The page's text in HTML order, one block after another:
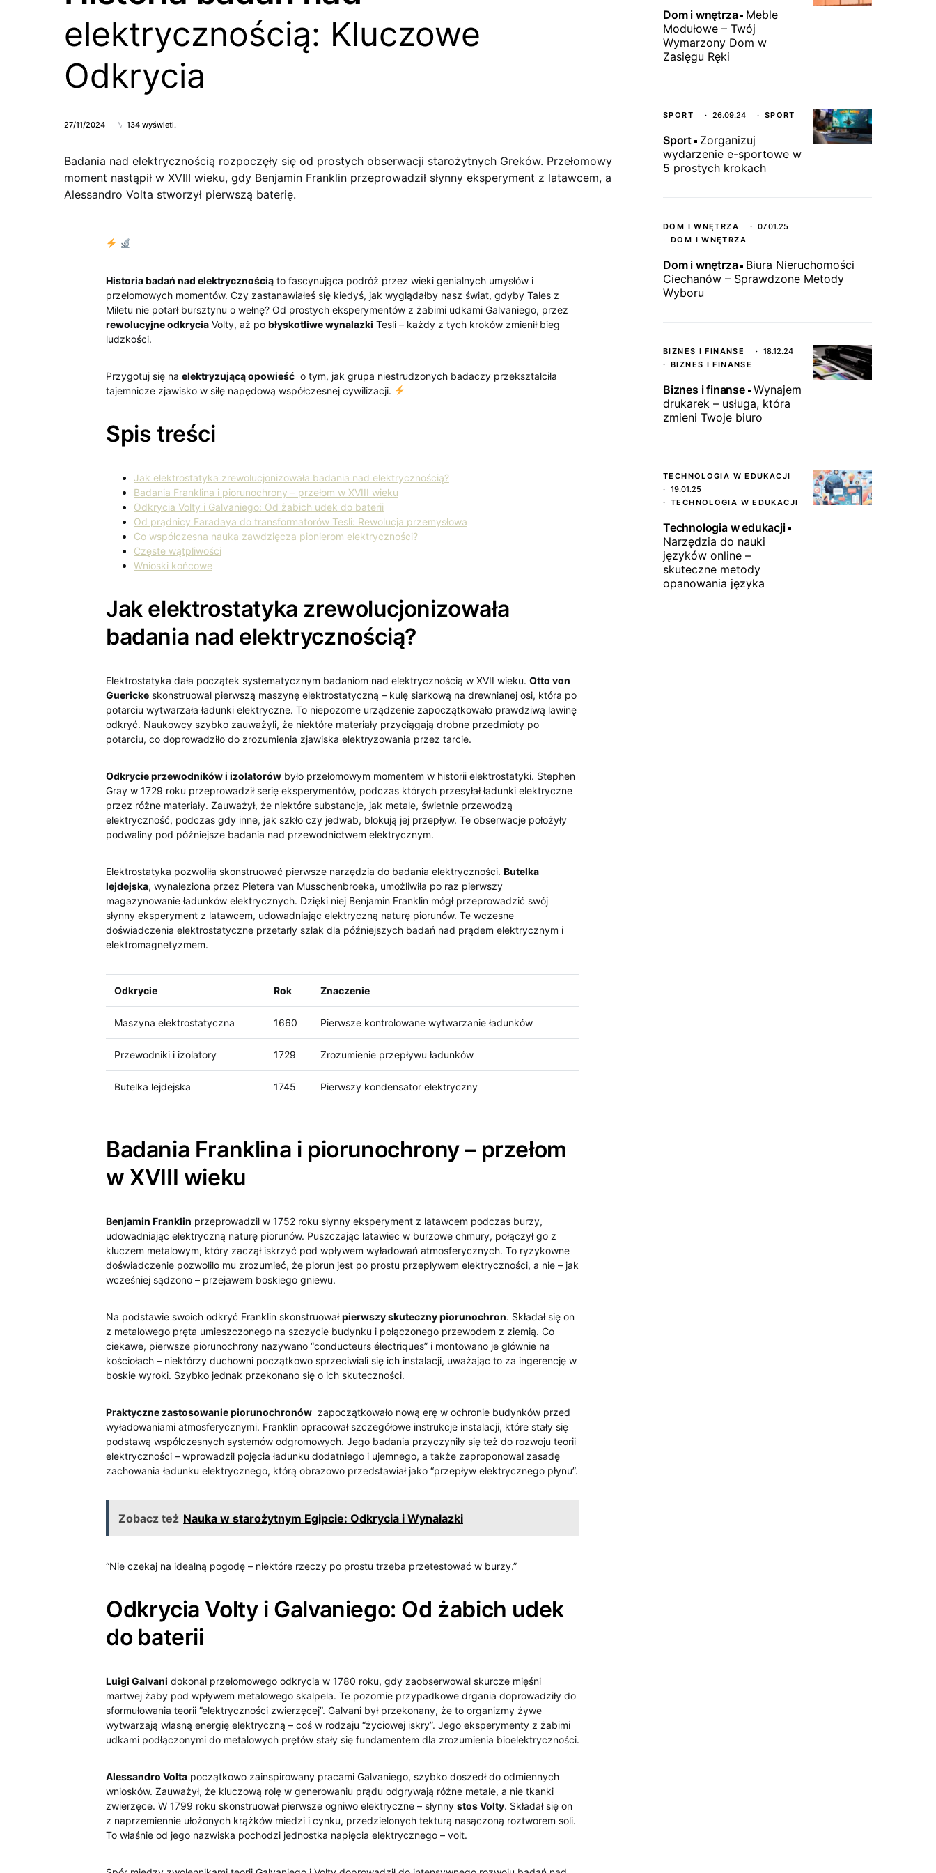
elektrycznością: Kluczowe
Odkrycia
27/11/2024 134 wyświetl.
Badania nad elektrycznością rozpoczęły się od prostych obserwacji starożytnych Greków. Przełomowy
moment nastąpił w XVIII wieku, gdy Benjamin Franklin przeprowadził słynny eksperyment z latawcem, a
Alessandro Volta stworzył pierwszą baterię.
Historia badań nad elektrycznością to fascynująca podróż przez wieki ⁤genialnych umysłów i
przełomowych momentów. Czy zastanawiałeś się‌ kiedyś, ​jak wyglądałby nasz świat, gdyby Tales z
Miletu‍ nie potarł‍ bursztynu o wełnę? Od prostych ‍eksperymentów z żabimi udkami Galvaniego, przez
rewolucyjne odkrycia Volty, aż po błyskotliwe wynalazki Tesli – każdy z tych kroków zmienił bieg
⁤ludzkości.
Przygotuj się na elektryzującą opowieść ​ o tym, jak⁤ grupa niestrudzonych badaczy przekształciła
tajemnicze zjawisko w siłę ‌napędową ‍współczesnej cywilizacji.
Spis treści
Jak elektrostatyka zrewolucjonizowała badania nad elektrycznością?
Badania Franklina i piorunochrony – przełom w XVIII wieku
Odkrycia⁤ Volty i Galvaniego: Od ​żabich udek do baterii
Od prądnicy Faradaya do transformatorów Tesli: Rewolucja ​przemysłowa
Co ⁤współczesna nauka zawdzięcza pionierom elektryczności?
Częste wątpliwości
Wnioski końcowe
Jak elektrostatyka ​zrewolucjonizowała
badania nad elektrycznością?
Elektrostatyka dała ⁢początek systematycznym badaniom nad ​elektrycznością w XVII wieku. Otto von
Guericke skonstruował pierwszą maszynę elektrostatyczną – kulę siarkową na drewnianej osi, która po
potarciu wytwarzała⁣ ładunki elektryczne. To niepozorne urządzenie zapoczątkowało prawdziwą lawinę
odkryć. Naukowcy szybko zauważyli, że⁣ niektóre ⁢materiały przyciągają drobne przedmioty po
potarciu, co doprowadziło do zrozumienia ‌zjawiska elektryzowania przez tarcie.
Odkrycie przewodników i izolatorów było przełomowym momentem w historii ⁢elektrostatyki. Stephen
Gray w 1729 roku przeprowadził serię eksperymentów, podczas których przesyłał ładunki elektryczne
przez różne materiały. Zauważył, że niektóre substancje, jak metale, świetnie⁢ przewodzą
elektryczność, podczas gdy inne, jak szkło czy jedwab, blokują ⁣jej przepływ. Te obserwacje położyły
podwaliny pod późniejsze badania nad przewodnictwem elektrycznym.
Elektrostatyka pozwoliła skonstruować pierwsze ‍narzędzia do badania elektryczności. Butelka
lejdejska, wynaleziona przez Pietera ⁣van Musschenbroeka, umożliwiła po raz pierwszy
magazynowanie ładunków elektrycznych. Dzięki niej Benjamin Franklin mógł przeprowadzić swój
słynny eksperyment z latawcem, udowadniając ⁢elektryczną ⁣naturę piorunów. Te wczesne
doświadczenia elektrostatyczne przetarły szlak dla późniejszych badań nad prądem elektrycznym i
elektromagnetyzmem.
Odkrycie Rok Znaczenie
Maszyna elektrostatyczna 1660 Pierwsze kontrolowane wytwarzanie ładunków
Przewodniki i ⁣izolatory 1729 Zrozumienie przepływu ładunków
Butelka lejdejska 1745 Pierwszy kondensator elektryczny
Badania Franklina i piorunochrony – przełom
w XVIII wieku
Benjamin Franklin przeprowadził w 1752 roku słynny eksperyment z latawcem podczas burzy,
udowadniając elektryczną naturę piorunów.​ Puszczając latawiec w burzowe chmury,⁢ połączył go z
kluczem metalowym, który zaczął iskrzyć pod wpływem wyładowań atmosferycznych. To ryzykowne
doświadczenie pozwoliło mu zrozumieć, że piorun jest po prostu​ przepływem elektryczności, a nie – ⁤jak
wcześniej sądzono⁤ – ⁤przejawem boskiego gniewu.
Na podstawie‍ swoich odkryć Franklin‍ skonstruowałpierwszy skuteczny piorunochron. ‌Składał się​ on
z metalowego pręta umieszczonego na szczycie budynku i połączonego przewodem z ziemią. Co
ciekawe, pierwsze piorunochrony nazywano “conducteurs électriques” i montowano je głównie na
kościołach – niektórzy duchowni początkowo sprzeciwiali się ich instalacji, uważając to za ingerencję w
boskie wyroki. Szybko ‍jednak przekonano się ​o⁢ ich ‍skuteczności.
Praktyczne zastosowanie piorunochronów ‌ zapoczątkowało nową erę w ochronie budynków przed
wyładowaniami atmosferycznymi. Franklin opracował szczegółowe instrukcje instalacji, które stały się
podstawą ⁢współczesnych systemów odgromowych. ⁤Jego badania ​przyczyniły się też do rozwoju teorii
elektryczności – ‌wprowadził pojęcia ładunku dodatniego i ujemnego, a także zaproponował zasadę
zachowania​ ładunku elektrycznego, którą​ obrazowo‍ przedstawiał jako “przepływ elektrycznego płynu”.
Zobacz też Nauka w starożytnym Egipcie: Odkrycia i Wynalazki
“Nie czekaj na idealną pogodę‌ – niektóre rzeczy po prostu trzeba przetestować w burzy.”
Odkrycia Volty i Galvaniego: Od żabich udek
do⁤ baterii
Luigi Galvani ⁣dokonał przełomowego odkrycia w 1780 roku,‍ gdy zaobserwował skurcze mięśni
martwej żaby pod wpływem metalowego skalpela. Te pozornie przypadkowe drgania doprowadziły ⁣do
sformułowania teorii ‌”elektryczności zwierzęcej”. Galvani był przekonany, że to organizmy żywe
wytwarzają własną energię elektryczną – coś w ⁢rodzaju “życiowej ⁤iskry”. Jego eksperymenty z żabimi
udkami podłączonymi do⁣ metalowych prętów stały ‍się fundamentem ‍dla zrozumienia bioelektryczności.
Alessandro Volta początkowo zainspirowany pracami Galvaniego, szybko doszedł do ‍odmiennych
wniosków. Zauważył, że kluczową rolę w ‍generowaniu prądu odgrywają różne⁤ metale, a nie tkanki
⁣zwierzęce. W 1799 roku skonstruował pierwsze ogniwo‍ elektryczne – słynny stos Volty. Składał się on
z naprzemiennie ułożonych krążków miedzi‍ i cynku, przedzielonych tekturą nasączoną roztworem soli.
To właśnie od jego nazwiska pochodzi jednostka napięcia elektrycznego – volt.
Dom i wnętrza
Meble
Modułowe – Twój
Wymarzony Dom w
Zasięgu Ręki
SPORT 26.09.24 SPORT
Sport
Zorganizuj
wydarzenie e-sportowe w
5 prostych krokach
DOM I WNĘTRZA
07.01.25
DOM I WNĘTRZA
Dom i wnętrza
Biura Nieruchomości
Ciechanów – Sprawdzone Metody
Wyboru
BIZNES I FINANSE
18.12.24
BIZNES I FINANSE
Biznes i finanse
Wynajem
drukarek – usługa, która
zmieni Twoje biuro
TECHNOLOGIA W EDUKACJI
19.01.25
TECHNOLOGIA W EDUKACJI
Technologia w edukacji
Narzędzia do nauki
języków online –
skuteczne metody
opanowania języka